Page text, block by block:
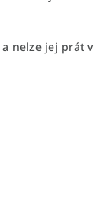
nelze jej prát v